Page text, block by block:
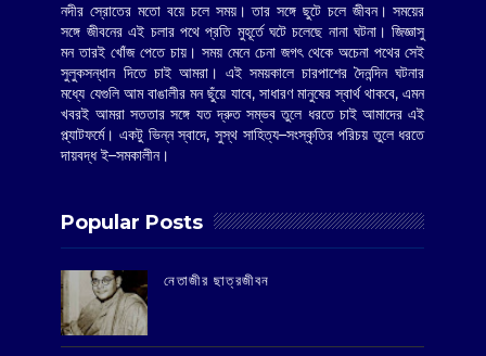
নদীর স্রোতের মতো বয়ে চলে সময়। তার সঙ্গে ছুটে চলে জীবন। সময়ের
সঙ্গে জীবনের এই চলার পথে প্রতি মুহূর্তে ঘটে চলেছে নানা ঘটনা। জিজ্ঞাসু
মন তারই খোঁজ পেতে চায়। সময় মেনে চেনা জগৎ থেকে অচেনা পথের সেই
সুলুকসন্ধান দিতে চাই আমরা। এই সময়কালে চারপাশের দৈনন্দিন ঘটনার
মধ্যে যেগুলি আম বাঙালীর মন ছুঁয়ে যাবে, সাধারণ মানুষের স্বার্থ থাকবে, এমন
খবরই আমরা সততার সঙ্গে যত দ্রুত সম্ভব তুলে ধরতে চাই আমাদের এই
প্ল্যাটফর্মে। একটু ভিন্ন স্বাদে, সুস্থ সাহিত্য–সংস্কৃতির পরিচয় তুলে ধরতে
দায়বদ্ধ ই–সমকালীন।
Popular Posts
‌নেতাজীর ছাত্রজীবন